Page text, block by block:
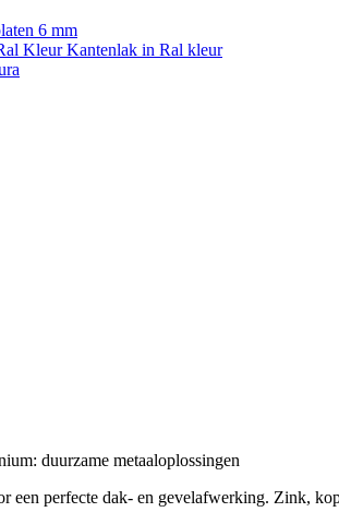
6 mm
KleurKantenlak in Ral kleur
duurzame metaaloplossingen
een perfecte dak- en gevelafwerking. Zink,